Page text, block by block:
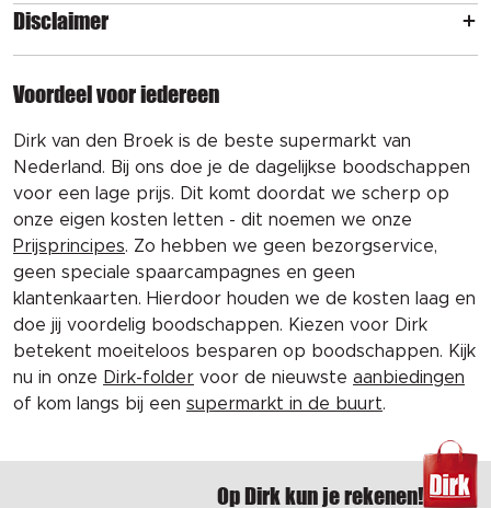
Disclaimer
Voordeel voor iedereen
Dirk van den Broek is de beste supermarkt van
Nederland. Bij ons doe je de dagelijkse boodschappen
voor een lage prijs. Dit komt doordat we scherp op
onze eigen kosten letten - dit noemen we onze
Prijsprincipes. Zo hebben we geen bezorgservice,
geen speciale spaarcampagnes en geen
klantenkaarten. Hierdoor houden we de kosten laag en
doe jij voordelig boodschappen. Kiezen voor Dirk
betekent moeiteloos besparen op boodschappen. Kijk
nu in onze Dirk-folder voor de nieuwste aanbiedingen
of kom langs bij een supermarkt in de buurt.
Op Dirk kun je rekenen!